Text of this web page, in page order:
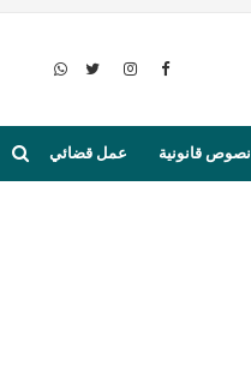
نصوص قانونية عمل قضائي